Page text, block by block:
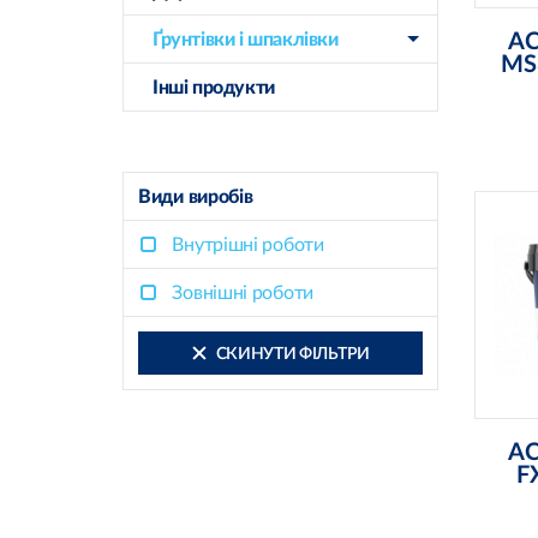
Ґрунтівки і шпаклівки
Інші продукти
Види виробів
Внутрішні роботи
Зовнішні роботи
СКИНУТИ ФІЛЬТРИ